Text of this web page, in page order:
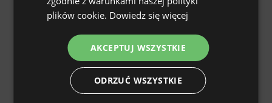
DUTCH
plików cookie. Dowiedz się więcej
AKCEPTUJ WSZYSTKIE
ODRZUĆ WSZYSTKIE